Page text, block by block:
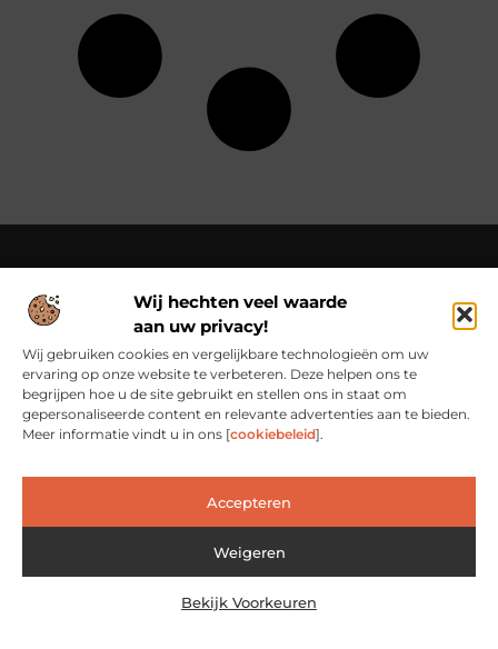
Wij hechten veel waarde
aan uw privacy!
Wij gebruiken cookies en vergelijkbare technologieën om uw
ervaring op onze website te verbeteren. Deze helpen ons te
begrijpen hoe u de site gebruikt en stellen ons in staat om
gepersonaliseerde content en relevante advertenties aan te bieden.
Meer informatie vindt u in ons [cookiebeleid].
Accepteren
Weigeren
Bekijk Voorkeuren
Over Cn-flex
Cn-flex.nl – Altijd in beweging – verhalen voor elke dag.
Ontdek inspirerende blogs en artikelen die het dagelijks leven
in al zijn facetten belichten.
Bericht categorie
@2025 www.cn-flex.nl. All Right Reserved.